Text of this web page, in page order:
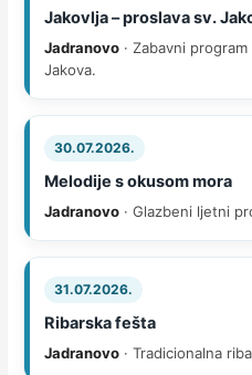
Jakovlja – proslava sv.
Jadranovo · Zabavni
Jakova.
30.07.2026.
Melodije s okusom mora
Jadranovo · Glazbeni ljetni
31.07.2026.
Ribarska fešta
Jadranovo · Tradicionalna